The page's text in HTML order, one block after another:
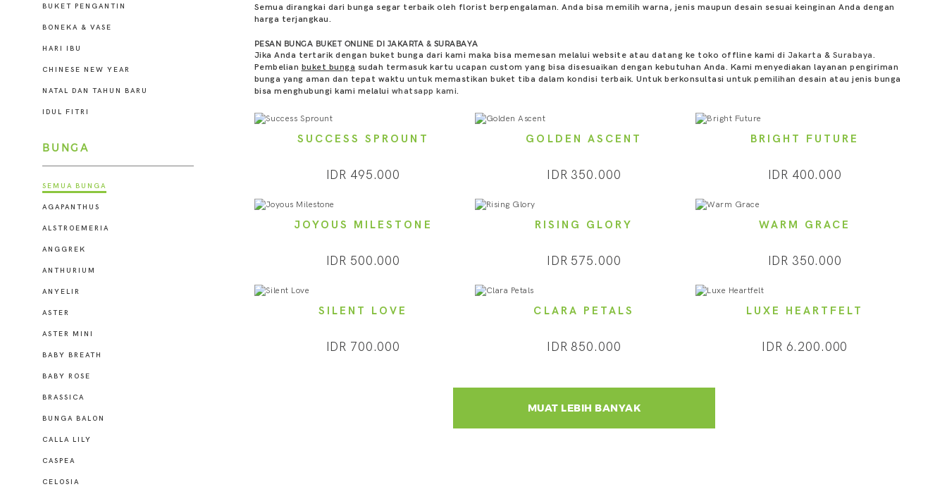
BUKET PENGANTIN
BONEKA & VASE
HARI IBU
CHINESE NEW YEAR
NATAL DAN TAHUN BARU
IDUL FITRI
BUNGA
SEMUA BUNGA
AGAPANTHUS
ALSTROEMERIA
ANGGREK
ANTHURIUM
ANYELIR
ASTER
ASTER MINI
BABY BREATH
BABY ROSE
BRASSICA
BUNGA BALON
CALLA LILY
CASPEA
CELOSIA
Semua dirangkai dari bunga segar terbaik oleh florist berpengalaman. Anda bisa memilih warna, jenis maupun desain sesuai keinginan Anda dengan
harga terjangkau.
PESAN BUNGA BUKET ONLINE DI JAKARTA & SURABAYA
Jika Anda tertarik dengan buket bunga dari kami maka bisa memesan melalui website atau datang ke toko offline kami di Jakarta & Surabaya.
Pembelian buket bunga sudah termasuk kartu ucapan custom yang bisa disesuaikan dengan kebutuhan Anda. Kami menyediakan layanan pengiriman
bunga yang aman dan tepat waktu untuk memastikan buket tiba dalam kondisi terbaik. Untuk berkonsultasi untuk pemilihan desain atau jenis bunga
bisa menghubungi kami melalui whatsapp kami.
SUCCESS SPROUNT
IDR 495.000
GOLDEN ASCENT
IDR 350.000
BRIGHT FUTURE
IDR 400.000
JOYOUS MILESTONE
IDR 500.000
RISING GLORY
IDR 575.000
WARM GRACE
IDR 350.000
SILENT LOVE
IDR 700.000
CLARA PETALS
IDR 850.000
LUXE HEARTFELT
IDR 6.200.000
MUAT LEBIH BANYAK